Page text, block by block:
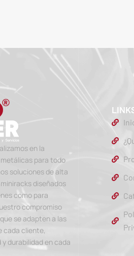
en la
para todo
soluciones de alta
diseñados
como para
compromiso
se adapten a las
cada cliente,
durabilidad en cada